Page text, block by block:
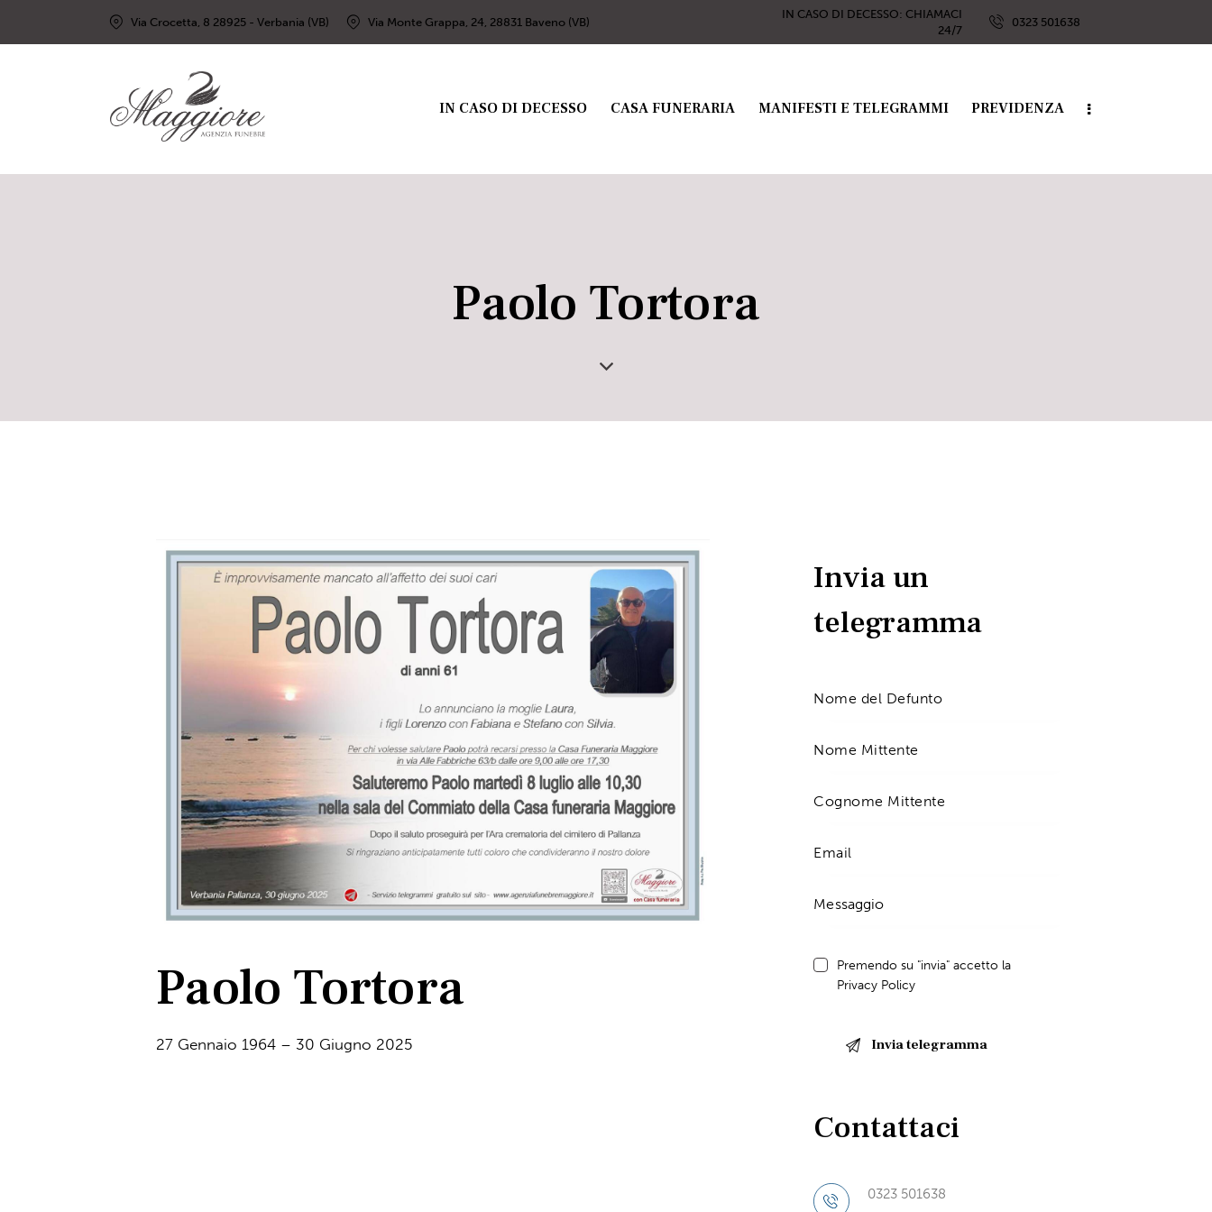
Via Crocetta, 8 28925 - Verbania (VB) Via Monte Grappa, 24, 28831 Baveno (VB)
IN CASO DI DECESSO: CHIAMACI
24/7
0323 501638
IN CASO DI DECESSO CASA FUNERARIA MANIFESTI E TELEGRAMMI PREVIDENZA
Paolo Tortora
Paolo Tortora
27 Gennaio 1964 – 30 Giugno 2025
Invia un
telegramma
Premendo su "invia" accetto la
Privacy Policy
Contattaci
0323 501638